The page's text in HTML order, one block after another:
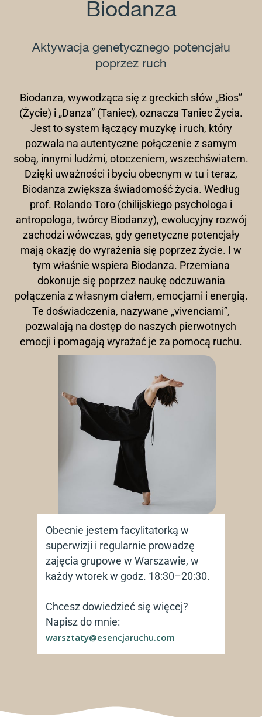
Biodanza
Aktywacja genetycznego potencjału
poprzez ruch
Biodanza, wywodząca się z greckich słów „Bios”
(Życie) i „Danza” (Taniec), oznacza Taniec Życia.
Jest to system łączący muzykę i ruch, który
pozwala na autentyczne połączenie z samym
sobą, innymi ludźmi, otoczeniem, wszechświatem.
Dzięki uważności i byciu obecnym w tu i teraz,
Biodanza zwiększa świadomość życia. Według
prof. Rolando Toro (chilijskiego psychologa i
antropologa, twórcy Biodanzy), ewolucyjny rozwój
zachodzi wówczas, gdy genetyczne potencjały
mają okazję do wyrażenia się poprzez życie. I w
tym właśnie wspiera Biodanza. Przemiana
dokonuje się poprzez naukę odczuwania
połączenia z własnym ciałem, emocjami i energią.
Te doświadczenia, nazywane „vivenciami”,
pozwalają na dostęp do naszych pierwotnych
emocji i pomagają wyrażać je za pomocą ruchu.
Obecnie jestem facylitatorką w
superwizji i regularnie prowadzę
zajęcia grupowe w Warszawie, w
każdy wtorek w godz. 18:30–20:30.
Chcesz dowiedzieć się więcej?
Napisz do mnie:
warsztaty@esencjaruchu.com